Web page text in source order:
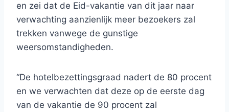
en zei dat de Eid-vakantie van dit jaar naar
verwachting aanzienlijk meer bezoekers zal
trekken vanwege de gunstige
weersomstandigheden.
“De hotelbezettingsgraad nadert de 80 procent
en we verwachten dat deze op de eerste dag
van de vakantie de 90 procent zal